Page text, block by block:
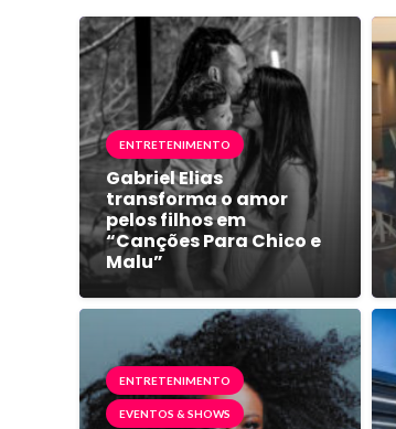
ENTRETENIMENTO
Gabriel Elias
transforma o amor
pelos filhos em
“Canções Para Chico e
Malu”
ENTRETENIMENTO
EVENTOS & SHOWS